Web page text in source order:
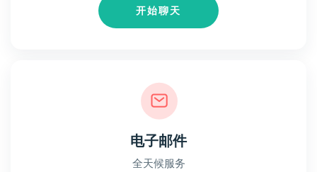
开始聊天
电子邮件
全天候服务